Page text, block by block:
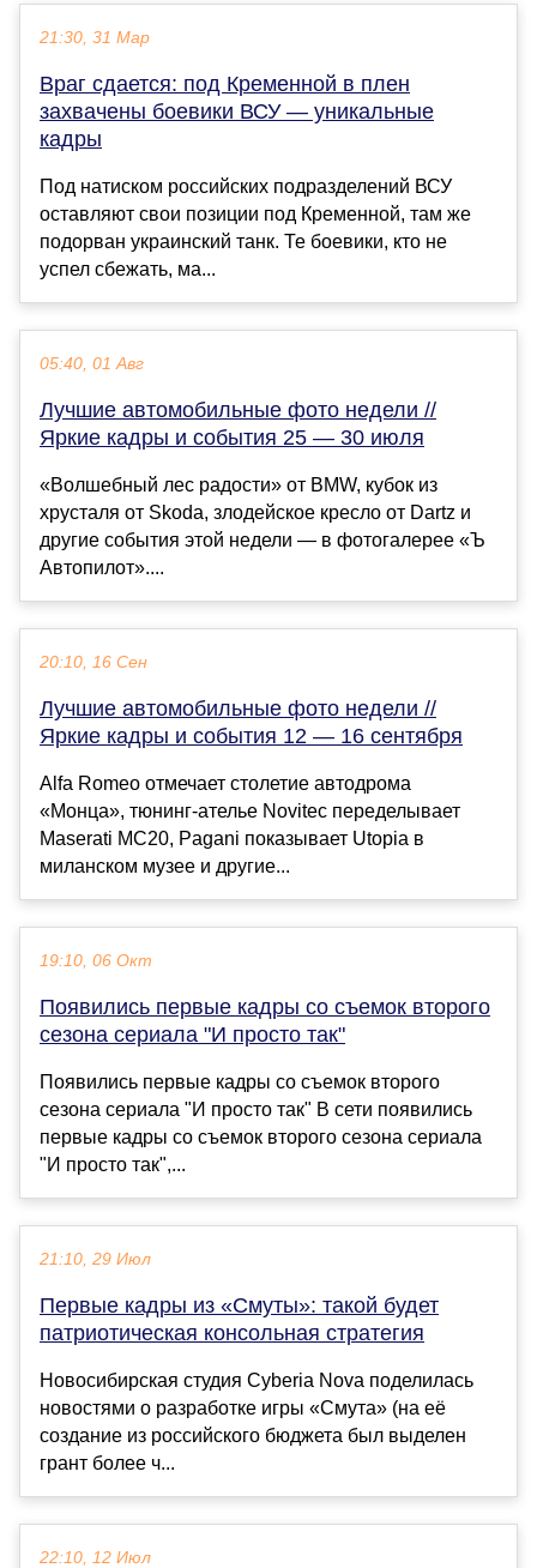
21:30, 31 Мар
Враг сдается: под Кременной в плен
захвачены боевики ВСУ — уникальные
кадры
Под натиском российских подразделений ВСУ
оставляют свои позиции под Кременной, там же
подорван украинский танк. Те боевики, кто не
успел сбежать, ма...
05:40, 01 Авг
Лучшие автомобильные фото недели //
Яркие кадры и события 25 — 30 июля
«Волшебный лес радости» от BMW, кубок из
хрусталя от Skoda, злодейское кресло от Dartz и
другие события этой недели — в фотогалерее «Ъ
Автопилот»....
20:10, 16 Сен
Лучшие автомобильные фото недели //
Яркие кадры и события 12 — 16 сентября
Alfa Romeo отмечает столетие автодрома
«Монца», тюнинг-ателье Novitec переделывает
Maserati MC20, Pagani показывает Utopia в
миланском музее и другие...
19:10, 06 Окт
Появились первые кадры со съемок второго
сезона сериала "И просто так"
Появились первые кадры со съемок второго
сезона сериала "И просто так" В сети появились
первые кадры со съемок второго сезона сериала
"И просто так",...
21:10, 29 Июл
Первые кадры из «Смуты»: такой будет
патриотическая консольная стратегия
Новосибирская студия Cyberia Nova поделилась
новостями о разработке игры «Смута» (на её
создание из российского бюджета был выделен
грант более ч...
22:10, 12 Июл